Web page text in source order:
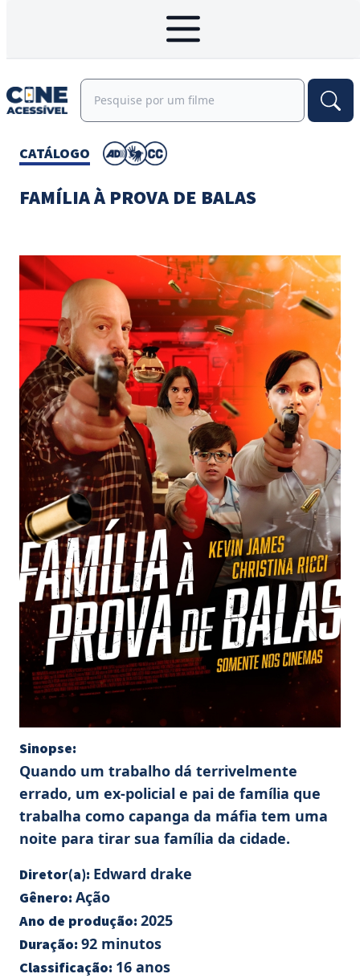
CATÁLOGO
FAMÍLIA À PROVA DE BALAS
Sinopse:
Quando um trabalho dá terrivelmente
errado, um ex-policial e pai de família que
trabalha como capanga da máfia tem uma
noite para tirar sua família da cidade.
Diretor(a): Edward drake
Gênero: Ação
Ano de produção: 2025
Duração: 92 minutos
Classificação: 16 anos